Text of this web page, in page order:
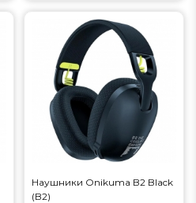
Наушники Onikuma B2 Black
(B2)